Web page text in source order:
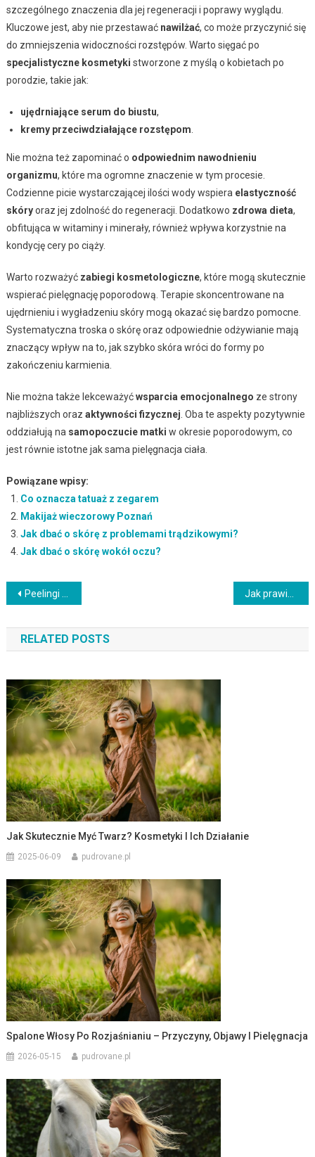
szczególnego znaczenia dla jej regeneracji i poprawy wyglądu.
Kluczowe jest, aby nie przestawać nawilżać, co może przyczynić się
do zmniejszenia widoczności rozstępów. Warto sięgać po
specjalistyczne kosmetyki stworzone z myślą o kobietach po
porodzie, takie jak:
ujędrniające serum do biustu,
kremy przeciwdziałające rozstępom
Nie można też zapominać o odpowiednim nawodnieniu
organizmu, które ma ogromne znaczenie w tym procesie.
Codzienne picie wystarczającej ilości wody wspiera elastyczność
skóryoraz jej zdolność do regeneracji. Dodatkowo zdrowa dieta,
obfitująca w witaminy i minerały, również wpływa korzystnie na
kondycję cery po ciąży.
Warto rozważyć zabiegi kosmetologiczne, które mogą skutecznie
wspierać pielęgnację poporodową. Terapie skoncentrowane na
ujędrnieniu i wygładzeniu skóry mogą okazać się bardzo pomocne.
Systematyczna troska o skórę oraz odpowiednie odżywianie mają
znaczący wpływ na to, jak szybko skóra wróci do formy po
zakończeniu karmienia.
Nie można także lekceważyćwsparcia emocjonalnego ze strony
najbliższych oraz aktywności fizycznej . Oba te aspekty pozytywnie
oddziałują na samopoczucie matki w okresie poporodowym, co
jest równie istotne jak sama pielęgnacja ciała.
Powiązane wpisy:
Co oznacza tatuaż z zegarem
Makijaż wieczorowy Poznań
Jak dbać o skórę z problemami trądzikowymi?
Jak dbać o skórę wokół oczu?
Nawigacja
wpisu
Peelingi migdałowe – właściwości, efekty i wskazania do stosowania
RELATED POSTS
Jak Skutecznie Myć Twarz? Kosmetyki I Ich Działanie
2025-06-09 pudrovane.pl
Spalone Włosy Po Rozjaśnianiu – Przyczyny, Objawy I Pielęgnacja
2026-05-15 pudrovane.pl